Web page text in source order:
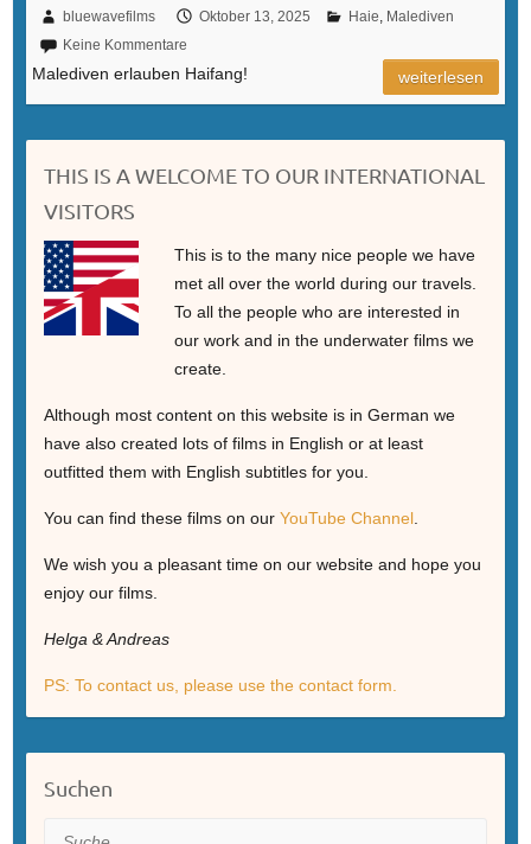
bluewavefilms Oktober 13, 2025 Haie, Malediven
Keine Kommentare
Malediven erlauben Haifang! weiterlesen
THIS IS A WELCOME TO OUR INTERNATIONAL
VISITORS
This is to the many nice people we have
met all over the world during our travels.
To all the people who are interested in
our work and in the underwater films we
create.
Although most content on this website is in German we
have also created lots of films in English or at least
outfitted them with English subtitles for you.
You can find these films on our YouTube Channel.
We wish you a pleasant time on our website and hope you
enjoy our films.
Helga & Andreas
PS: To contact us, please use the contact form.
Suchen
Suche